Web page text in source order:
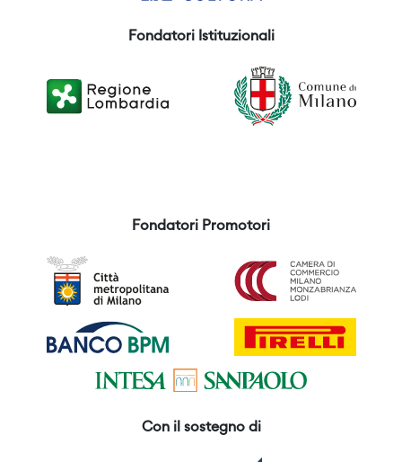
Fondatori Istituzionali
Fondatori Promotori
Con il sostegno di